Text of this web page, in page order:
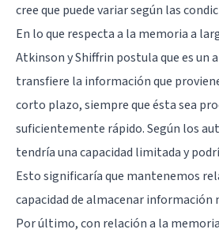
cree que puede variar según las
En lo que respecta a la memoria a
Atkinson y Shiffrin postula que es un
transfiere la información que
corto plazo, siempre que ésta sea
suficientemente rápido. Según los
tendría una capacidad limitada y
Esto significaría que mantenemos
capacidad de almacenar información
Por último, con relación a la